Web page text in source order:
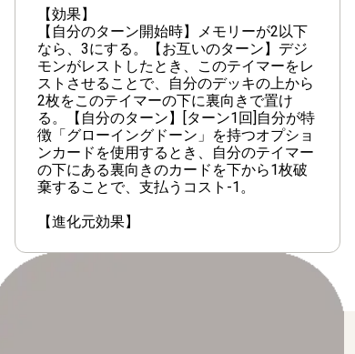
【EX-04】オルタナティブビーイング
【EX-03】ドラゴンズロア
【EX-02】デジタルハザード
【EX-01】クラシックコレクション
【LM-07】ANOTHER KNIGHT
【LM-06】ビリオン・バレット
【効果】
【自分のターン開始時】メモリーが2以下
なら、3にする。【お互いのターン】デジ
モンがレストしたとき、このテイマーをレ
ストさせることで、自分のデッキの上から
2枚をこのテイマーの下に裏向きで置け
る。【自分のターン】[ターン1回]自分が特
徴「グローイングドーン」を持つオプショ
ンカードを使用するとき、自分のテイマー
の下にある裏向きのカードを下から1枚破
棄することで、支払うコスト-1。
【進化元効果】